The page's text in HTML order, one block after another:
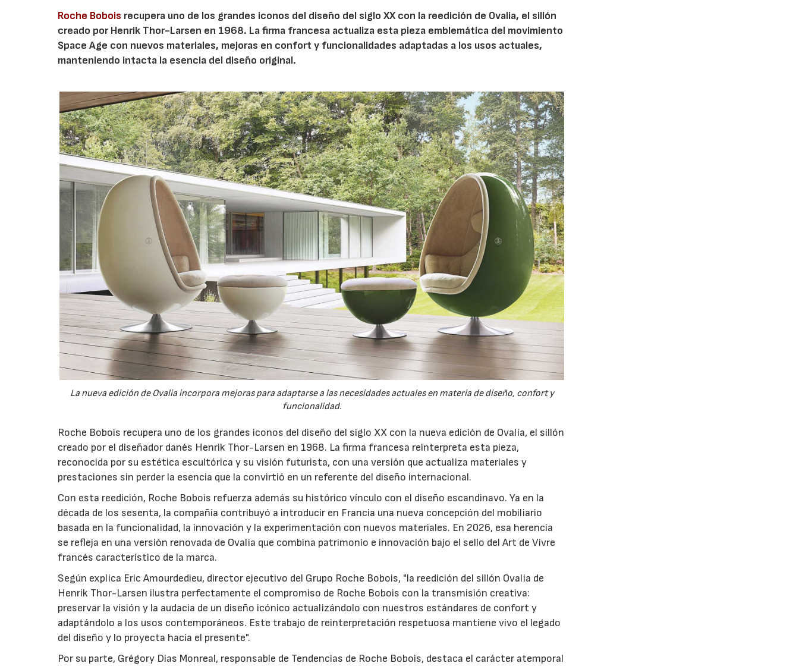
Roche Bobois recupera uno de los grandes iconos del diseño del siglo XX con la reedición de Ovalia, el sillón
creado por Henrik Thor-Larsen en 1968. La firma francesa actualiza esta pieza emblemática del movimiento
Space Age con nuevos materiales, mejoras en confort y funcionalidades adaptadas a los usos actuales,
manteniendo intacta la esencia del diseño original.
La nueva edición de Ovalia incorpora mejoras para adaptarse a las necesidades actuales en materia de diseño, confort y
funcionalidad.
Roche Bobois recupera uno de los grandes iconos del diseño del siglo XX con la nueva edición de Ovalia, el sillón
creado por el diseñador danés Henrik Thor-Larsen en 1968. La firma francesa reinterpreta esta pieza,
reconocida por su estética escultórica y su visión futurista, con una versión que actualiza materiales y
prestaciones sin perder la esencia que la convirtió en un referente del diseño internacional.
Con esta reedición, Roche Bobois refuerza además su histórico vínculo con el diseño escandinavo. Ya en la
década de los sesenta, la compañía contribuyó a introducir en Francia una nueva concepción del mobiliario
basada en la funcionalidad, la innovación y la experimentación con nuevos materiales. En 2026, esa herencia
se refleja en una versión renovada de Ovalia que combina patrimonio e innovación bajo el sello del Art de Vivre
francés característico de la marca.
Según explica Eric Amourdedieu, director ejecutivo del Grupo Roche Bobois, "la reedición del sillón Ovalia de
Henrik Thor-Larsen ilustra perfectamente el compromiso de Roche Bobois con la transmisión creativa:
preservar la visión y la audacia de un diseño icónico actualizándolo con nuestros estándares de confort y
adaptándolo a los usos contemporáneos. Este trabajo de reinterpretación respetuosa mantiene vivo el legado
del diseño y lo proyecta hacia el presente".
Por su parte, Grégory Dias Monreal, responsable de Tendencias de Roche Bobois, destaca el carácter atemporal